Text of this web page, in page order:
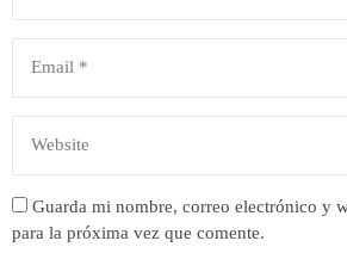
Guarda mi nombre, correo electrónico y
para la próxima vez que comente.